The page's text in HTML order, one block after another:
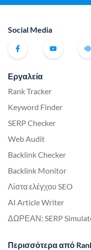
Social Media
Εργαλεία
Rank Tracker
Keyword Finder
SERP Checker
Web Audit
Backlink Checker
Backlink Monitor
Λίστα ελέγχου SEO
AI Article Writer
ΔΩΡΕΑΝ: SERP
Περισσότερα από